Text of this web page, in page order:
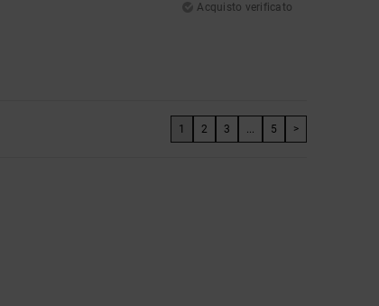
Acquisto verificato
1 2 3 ... 5 >